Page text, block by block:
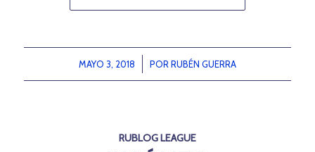
MAYO 3, 2018
/ POR RUBÉN GUERRA
RUBLOG LEAGUE